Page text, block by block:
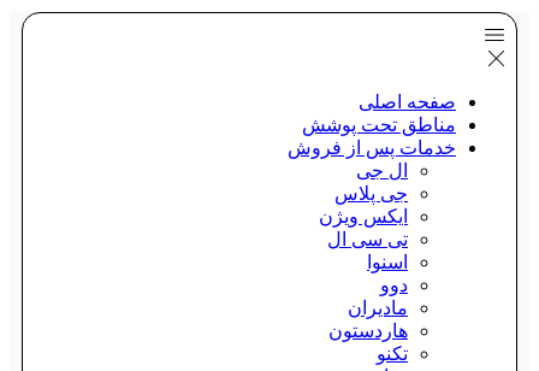
صفحه اصلی
مناطق تحت پوشش
خدمات پس از فروش
ال جی
جی پلاس
ایکس ویژن
تی سی ال
اسنوا
دوو
مادیران
هاردستون
تکنو